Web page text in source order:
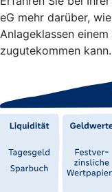
eG mehr darüber,
Anlageklassen
zugutekommen kann.